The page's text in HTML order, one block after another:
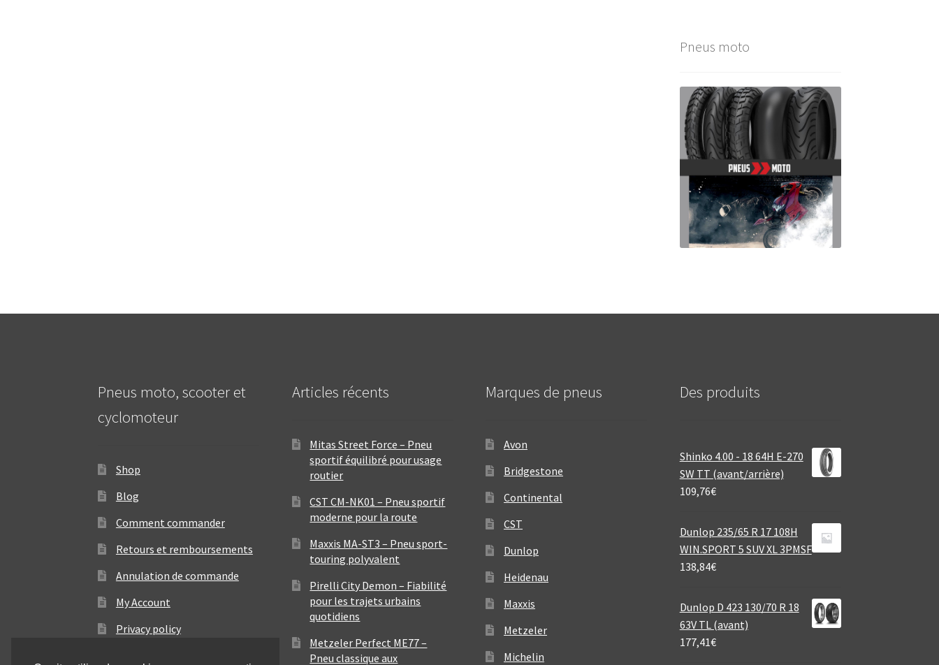
Pneus moto
Pneus moto, scooter et
cyclomoteur
Shop
Blog
Comment commander
Retours et remboursements
Annulation de commande
My Account
Privacy policy
Articles récents
Mitas Street Force – Pneu
sportif équilibré pour usage
routier
CST CM-NK01 – Pneu sportif
moderne pour la route
Maxxis MA-ST3 – Pneu sport-
touring polyvalent
Pirelli City Demon – Fiabilité
pour les trajets urbains
quotidiens
Metzeler Perfect ME77 –
Pneu classique aux
Marques de pneus
Avon
Bridgestone
Continental
CST
Dunlop
Heidenau
Maxxis
Metzeler
Michelin
Des produits
Shinko 4.00 - 18 64H E-270
SW TT (avant/arrière)
109,76€
Dunlop 235/65 R 17 108H
WIN.SPORT 5 SUV XL 3PMSF
138,84€
Dunlop D 423 130/70 R 18
63V TL (avant)
177,41€